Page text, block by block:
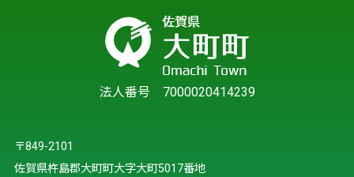
法人番号 7000020414239
〒849-2101
佐賀県杵島郡大町町大字大町5017番地